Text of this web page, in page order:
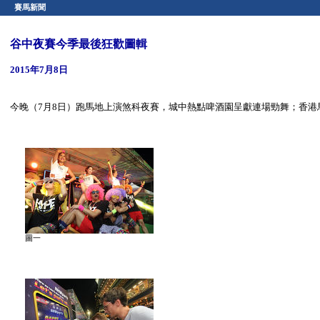
賽馬新聞
谷中夜賽今季最後狂歡圖輯
2015年7月8日
今晚（7月8日）跑馬地上演煞科夜賽，城中熱點啤酒園呈獻連場勁舞；香
圖一